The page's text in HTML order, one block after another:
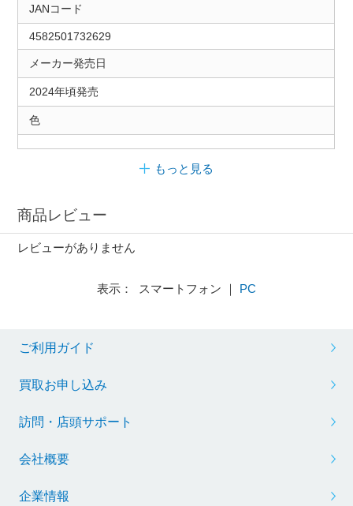
JANコード
4582501732629
メーカー発売日
2024年頃発売
色
もっと見る
商品レビュー
レビューがありません
表示： スマートフォン ｜ PC
ご利用ガイド
買取お申し込み
訪問・店頭サポート
会社概要
企業情報